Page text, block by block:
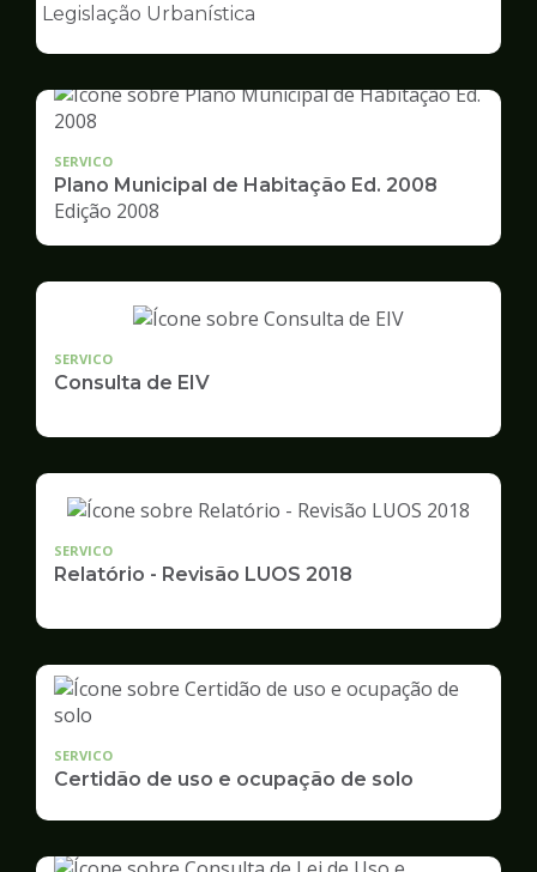
Desenvolvimento
Urbano
Legislação Urbanística
SERVICO
Plano Municipal de Habitação Ed. 2008
Edição 2008
SERVICO
Consulta de EIV
SERVICO
Relatório - Revisão LUOS 2018
SERVICO
Certidão de uso e ocupação de solo